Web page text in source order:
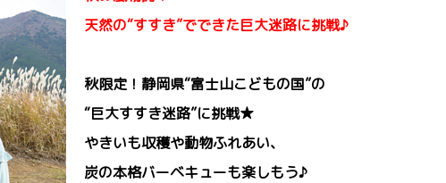
天然の“すすき”でできた巨大迷路に挑戦♪
秋限定！静岡県“富士山こどもの国”の
“巨大すすき迷路”に挑戦★
やきいも収穫や動物ふれあい、
炭の本格バーベキューも楽しもう♪